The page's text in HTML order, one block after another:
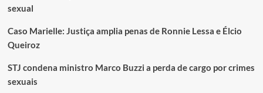
sexual
Caso Marielle: Justiça amplia penas de Ronnie Lessa e Élcio
Queiroz
STJ condena ministro Marco Buzzi a perda de cargo por crimes
sexuais